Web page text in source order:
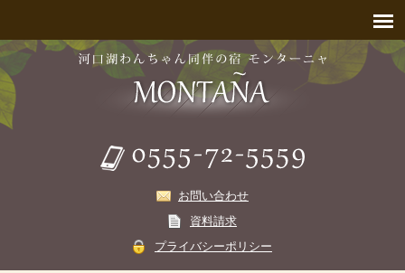
お問い合わせ
資料請求
プライバシーポリシー